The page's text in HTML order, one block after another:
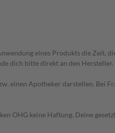
eines Produkts die Zeit,
dich bitte direkt an den Hersteller.
einen Apotheker darstellen. Bei
OHG keine Haftung. Deine